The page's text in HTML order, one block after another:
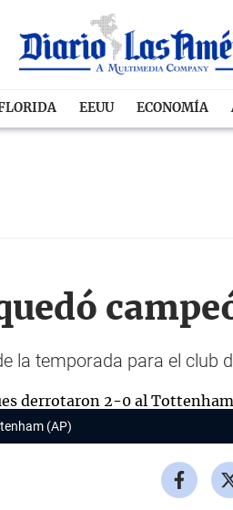
EEUU ECONOMÍA
la temporada para el club
(AP)